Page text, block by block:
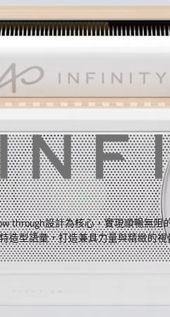
through設計為核心，實現順暢無
造型語彙，打造兼具力量與精緻的